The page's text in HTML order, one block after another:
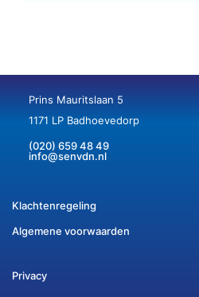
Prins Mauritslaan 5
1171 LP Badhoevedorp
(020) 659 48 49
info@senvdn.nl
Klachtenregeling
Algemene voorwaarden
Privacy